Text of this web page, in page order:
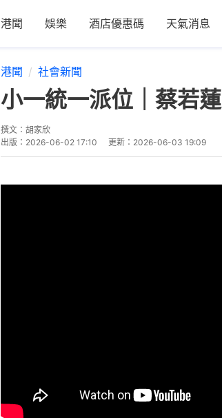
港聞 娛樂 酒店優惠碼 天氣消息
港聞 社會新聞
小一統一派位｜蔡若
撰文： 胡家欣
出版： 2026-06-02 17:10 更新： 2026-06-03 19:09